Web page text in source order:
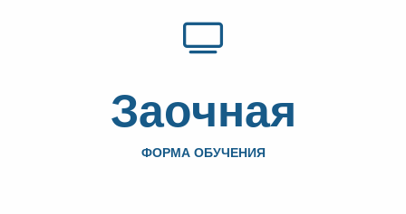
Заочная
ФОРМА ОБУЧЕНИЯ